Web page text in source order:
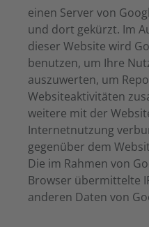
einen Server von
und dort gekürzt. Im
dieser Website wird
benutzen, um Ihre
auszuwerten, um
Websiteaktivitäten
weitere mit der
Internetnutzung
gegenüber dem
Die im Rahmen von
Browser übermittelte
anderen Daten von